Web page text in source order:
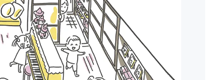
チャレンジ ビューテ